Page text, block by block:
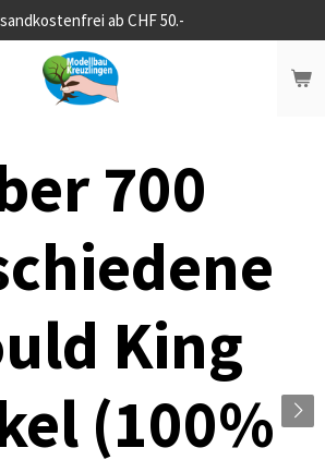
ab CHF 50.-
700
King
(100%